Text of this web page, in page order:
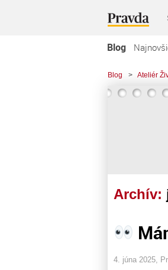
Blog
Blog > Ateliér
Archív:
4. júna 2025,